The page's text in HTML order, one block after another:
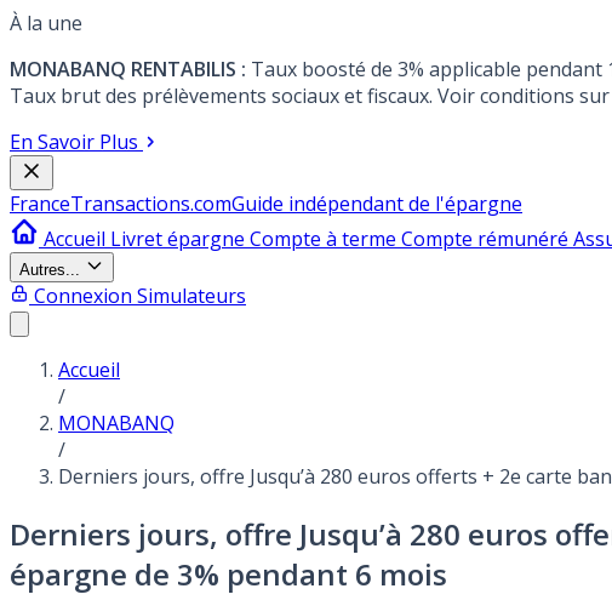
À la une
MONABANQ RENTABILIS : Taux boosté de 3% applicable pendant
Taux brut des prélèvements sociaux et fiscaux. Voir conditions
En Savoir Plus
FranceTransactions.comGuide indépendant de l'épargne
Accueil Livret épargne Compte à terme Compte rémunéré
Autres...
Connexion Simulateurs
Accueil
/
MONABANQ
/
Derniers jours, offre Jusqu’à 280 euros offerts + 2e carte
Derniers jours, offre Jusqu’à 280 euros
épargne de 3% pendant 6 mois